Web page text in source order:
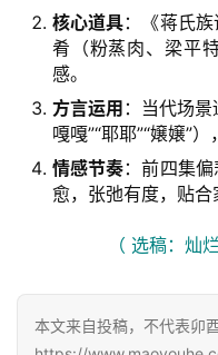
核心道具：《蒋氏
肴（粉蒸肉、梁平
感。
方言运用 ：当代场景
嘎嘎”“耶耶”“嬢嬢”
情感节奏：前四集
愈，张弛有度，贴合
（ 选稿：灿
本文来自投稿，不代表卯